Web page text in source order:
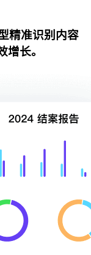
精准识别内容
长。